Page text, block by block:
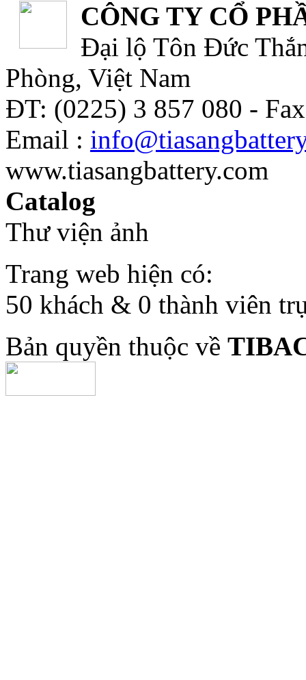
CÔNG TY CỔ
Đại lộ Tôn Đức
Phòng, Việt Nam
ĐT: (0225) 3 857 080 -
Email :
www.tiasangbattery.com
Catalog
Thư viện ảnh
Trang web hiện có:
50 khách & 0 thành viên
Bản quyền thuộc về